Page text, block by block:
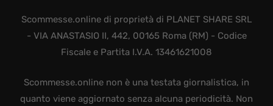
Scommesse.online di proprietà di PLANET SHARE SRL
- VIA ANASTASIO II, 442, 00165 Roma (RM) - Codice
Fiscale e Partita I.V.A. 13461621008
Scommesse.online non è una testata giornalistica, in
quanto viene aggiornato senza alcuna periodicità. Non